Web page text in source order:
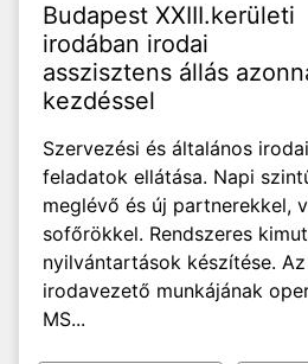
Budapest XXIII.kerületi
irodában irodai
asszisztens állás
kezdéssel
Szervezési és általános
feladatok ellátása. Napi
meglévő és új partnerekkel,
sofőrökkel. Rendszeres
nyilvántartások készítése.
irodavezető munkájának
MS...